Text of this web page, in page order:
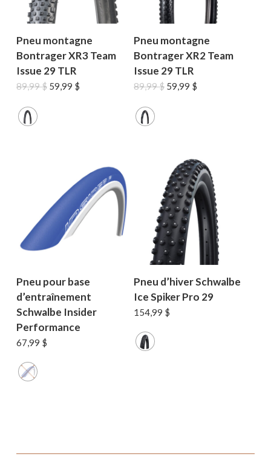
Pneu montagne
Bontrager XR3 Team
Issue 29 TLR
89,99$ Le
59,99 $Le
Pneu montagne
Bontrager XR2 Team
Issue 29 TLR
89,99$ Le
59,99 $
Pneu pour base
d’entraînement
Schwalbe Insider
Performance
67,99 $
Pneu d’hiver Schwalbe
Ice Spiker Pro 29
154,99 $